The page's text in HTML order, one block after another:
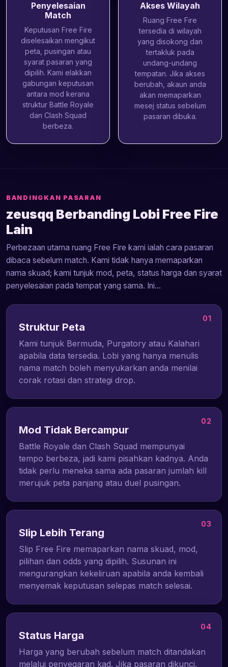
Penyelesaian
Match
Keputusan Free Fire
diselesaikan mengikut
peta, pusingan atau
syarat pasaran yang
dipilih. Kami elakkan
gabungan keputusan
antara mod kerana
struktur Battle Royale
dan Clash Squad
berbeza.
Akses Wilayah
Ruang Free Fire
tersedia di wilayah
yang disokong dan
tertakluk pada
undang-undang
tempatan. Jika akses
berubah, akaun anda
akan memaparkan
mesej status sebelum
pasaran dibuka.
BANDINGKAN PASARAN
zeusqq Berbanding Lobi Free Fire
Lain
Perbezaan utama ruang Free Fire kami ialah cara pasaran
dibaca sebelum match. Kami tidak hanya memaparkan
nama skuad; kami tunjuk mod, peta, status harga dan syarat
penyelesaian pada tempat yang sama. Ini...
01
Struktur Peta
Kami tunjuk Bermuda, Purgatory atau Kalahari
apabila data tersedia. Lobi yang hanya menulis
nama match boleh menyukarkan anda menilai
corak rotasi dan strategi drop.
02
Mod Tidak Bercampur
Battle Royale dan Clash Squad mempunyai
tempo berbeza, jadi kami pisahkan kadnya. Anda
tidak perlu meneka sama ada pasaran jumlah kill
merujuk peta panjang atau duel pusingan.
03
Slip Lebih Terang
Slip Free Fire memaparkan nama skuad, mod,
pilihan dan odds yang dipilih. Susunan ini
mengurangkan kekeliruan apabila anda kembali
menyemak keputusan selepas match selesai.
04
Status Harga
Harga yang berubah sebelum match ditandakan
melalui penyegaran kad. Jika pasaran dikunci,